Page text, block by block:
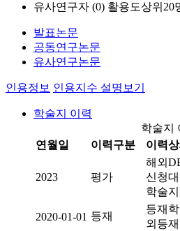
유사연구자 (0) 활용도상위20
발표논문
공동연구논문
유사연구논문
인용정보 인용지수 설명보기
학술지 이력
학술지
연월일
이력구분 이력상
2023 평가
해외
신청
학술
2020-01-01 등재
등재
외등